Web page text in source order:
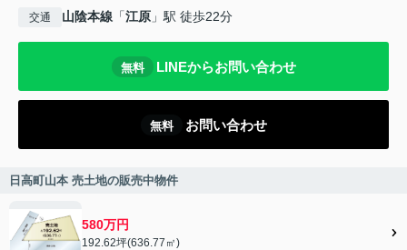
交通 山陰本線 「江原 」駅 徒歩22分
無料 LINEからお問い合わせ
無料 お問い合わせ
日高町山本 売土地の販売中物件
580万円
192.62坪(636.77㎡)